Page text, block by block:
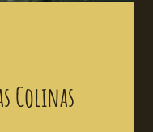
Colinas